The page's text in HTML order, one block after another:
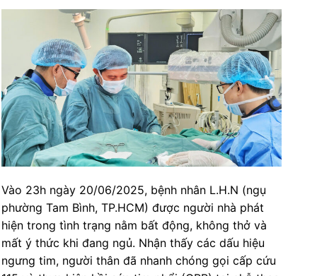
Vào 23h ngày 20/06/2025, bệnh nhân L.H.N (ngụ
phường Tam Bình, TP.HCM) được người nhà phát
hiện trong tình trạng nằm bất động, không thở và
mất ý thức khi đang ngủ. Nhận thấy các dấu hiệu
ngưng tim, người thân đã nhanh chóng gọi cấp cứu